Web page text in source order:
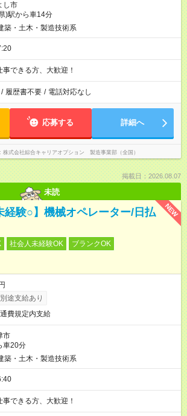
し市
)駅から車14分
築・土木・製造技術系
事できる方、大歓迎！
/ 履歴書不要 / 電話対応なし
応募する 詳細へ
株式会社綜合キャリアオプション 製造事業部（全国）
掲載日：2026.08.07
未読
NEW
経験○】機械オペレーター/日払
社会人未経験OK
ブランクOK
途支給あり
費規定内支給
市
車20分
築・土木・製造技術系
事できる方、大歓迎！